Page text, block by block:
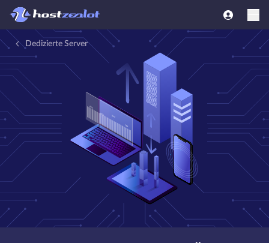
Dedizierte Server